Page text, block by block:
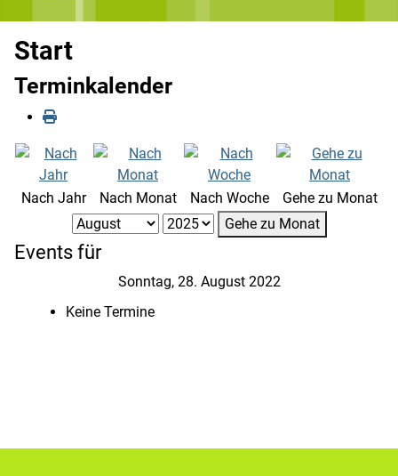
Start
Terminkalender
Nach Jahr Nach Monat Nach Woche
Gehe zu Monat
Gehe zu Monat
Events für
Sonntag, 28. August 2022
Keine Termine